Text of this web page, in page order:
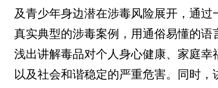
及青少年身边潜在涉毒风险展开，通过
真实典型的涉毒案例，用通俗易懂的语
浅出讲解毒品对个人身心健康、家庭幸
以及社会和谐稳定的严重危害。同时，